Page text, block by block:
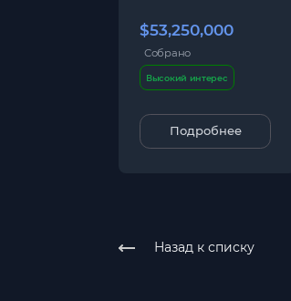
$53,250,000
Собрано
Высокий интерес
Подробнее
Назад к списку